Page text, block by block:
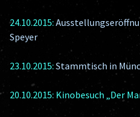
24.10.2015:
Speyer
23.10.2015: Stammtisch in
20.10.2015: Kinobesuch „Der